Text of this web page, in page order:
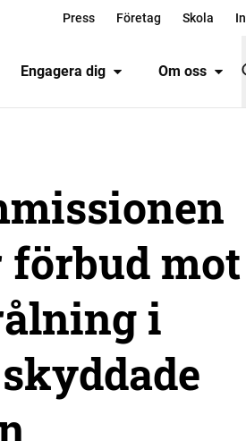
Press Företag Skola
Engagera dig Om oss
mot
i